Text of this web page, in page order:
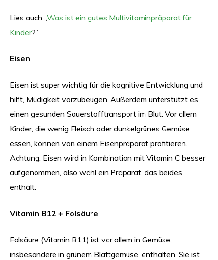
Lies auch „Was ist ein gutes Multivitaminpräparat für
Kinder?”
Eisen
Eisen ist super wichtig für die kognitive Entwicklung und
hilft, Müdigkeit vorzubeugen. Außerdem unterstützt es
einen gesunden Sauerstofftransport im Blut. Vor allem
Kinder, die wenig Fleisch oder dunkelgrünes Gemüse
essen, können von einem Eisenpräparat profitieren.
Achtung: Eisen wird in Kombination mit Vitamin C besser
aufgenommen, also wähl ein Präparat, das beides
enthält.
Vitamin B12 + Folsäure
Folsäure (Vitamin B11) ist vor allem in Gemüse,
insbesondere in grünem Blattgemüse, enthalten. Sie ist